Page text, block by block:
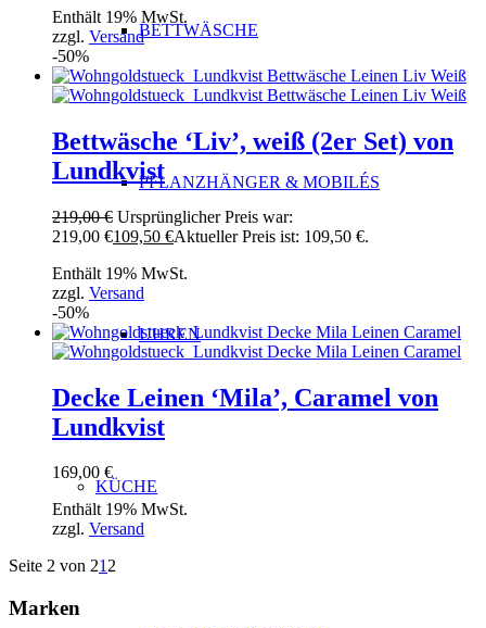
BETTWÄSCHE
PFLANZHÄNGER & MOBILÉS
UHREN
KÜCHE
Enthält 19% MwSt.
zzgl. Versand
-50%
Bettwäsche ‘Liv’, weiß (2er Set) von
Lundkvist
219,00€ Ursprünglicher Preis war:
219,00 €109,50 €Aktueller Preis ist: 109,50 €.
Enthält 19% MwSt.
zzgl. Versand
-50%
Decke Leinen ‘Mila’, Caramel von
Lundkvist
169,00 €
Enthält 19% MwSt.
zzgl. Versand
Seite 2 von 212
Marken